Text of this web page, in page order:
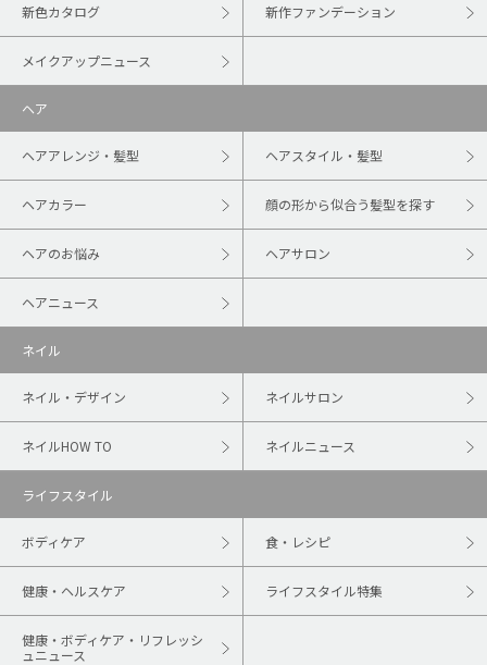
新色カタログ 新作ファンデーション
メイクアップニュース
ヘア
ヘアアレンジ・髪型 ヘアスタイル・髪型
ヘアカラー 顔の形から似合う髪型を探す
ヘアのお悩み ヘアサロン
ヘアニュース
ネイル
ネイル・デザイン ネイルサロン
ネイルHOW TO ネイルニュース
ライフスタイル
ボディケア 食・レシピ
健康・ヘルスケア ライフスタイル特集
健康・ボディケア・リフレッシ
ュニュース